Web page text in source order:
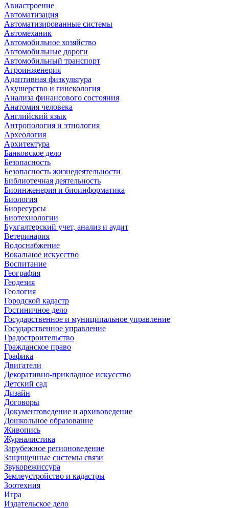
Авиастроение
Автоматизация
Автоматизированные системы
Автомеханик
Автомобильное хозяйство
Автомобильные дороги
Автомобильный транспорт
Агроинженерия
Адаптивная физкультура
Акушерство и гинекология
Анализа финансового состояния
Анатомия человека
Английский язык
Антропология и этнология
Археология
Архитектура
Банковское дело
Безопасность
Безопасность жизнедеятельности
Библиотечная деятельность
Биоинженерия и биоинформатика
Биология
Биоресурсы
Биотехнологии
Бухгалтерский учет, анализ и аудит
Ветеринария
Водоснабжение
Вокальное искусство
Воспитание
География
Геодезия
Геология
Городской кадастр
Гостиничное дело
Государственное и муниципальное управление
Государственное управление
Градостроительство
Гражданское право
Графика
Двигатели
Декоративно-прикладное искусство
Детский сад
Дизайн
Договоры
Документоведение и архивоведение
Дошкольное образование
Живопись
Журналистика
Зарубежное регионоведение
Защищенные системы связи
Звукорежиссура
Землеустройство и кадастры
Зоотехния
Игра
Издательское дело